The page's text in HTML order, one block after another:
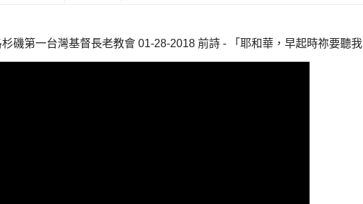
磯第一台灣基督長老教會 01-28-2018 前詩 - 「耶和華，早起時祢要聽我